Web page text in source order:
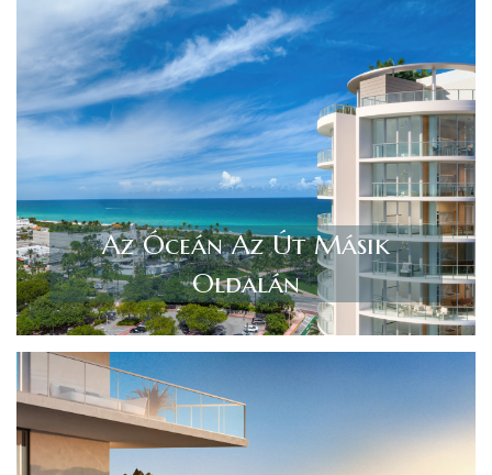
Az Óceán Az Út Másik
Oldalán